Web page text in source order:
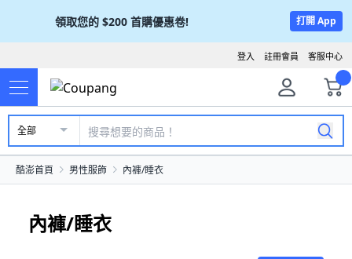
領取您的 $200 首購優惠卷! 打開 App
客服中心
註冊會員
登入
全部
酷澎首頁 男性服飾 內褲/睡衣
內褲/睡衣